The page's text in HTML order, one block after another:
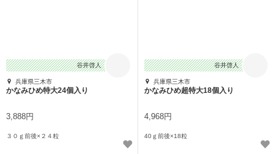
谷井啓人
兵庫県三木市
かなみひめ特大24個入り
3,888円
３０ｇ前後×２４粒
谷井啓人
兵庫県三木市
かなみひめ超特大18個入り
4,968円
40ｇ前後×18粒